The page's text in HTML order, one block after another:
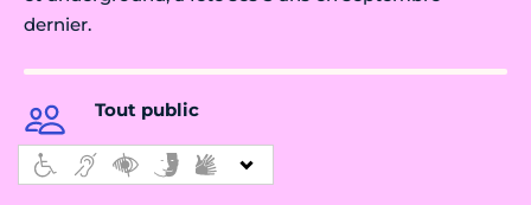
dernier.
Tout public